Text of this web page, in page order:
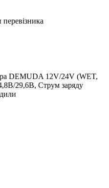
DEMUDA 12V/24V (WET,
29,6В, Струм заряду